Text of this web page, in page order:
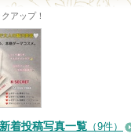
アップ！
新着投稿写真一覧 （9件）